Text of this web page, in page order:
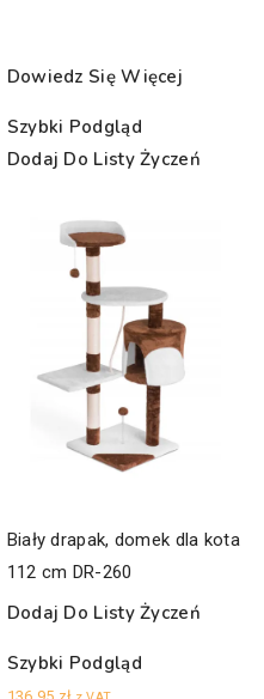
Dowiedz Się Więcej
Szybki Podgląd
Dodaj Do Listy Życzeń
Biały drapak, domek dla kota
112 cm DR-260
Dodaj Do Listy Życzeń
Szybki Podgląd